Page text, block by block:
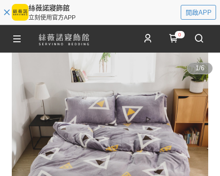
絲薇諾寢飾館
立刻使用官方APP
開啟APP
0
1/6